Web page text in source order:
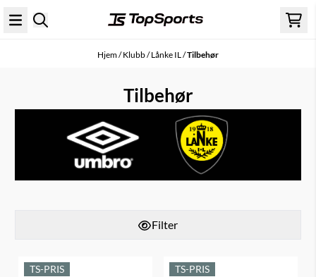
Hopp til innhold
Hjem/Klubb/Lånke IL /Tilbehør
Tilbehør
Filter